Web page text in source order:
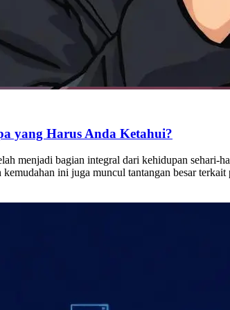
yang Harus Anda Ketahui?
menjadi bagian integral dari kehidupan sehari-
ini juga muncul tantangan besar